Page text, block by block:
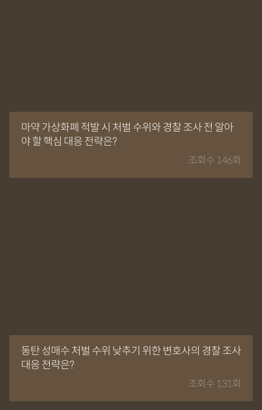
마약 가상화폐 적발 시 처벌 수위와 경찰 조사 전 알아
야 할 핵심 대응 전략은?
조회수 146회
동탄 성매수 처벌 수위 낮추기 위한 변호사의 경찰 조사
대응 전략은?
조회수 131회